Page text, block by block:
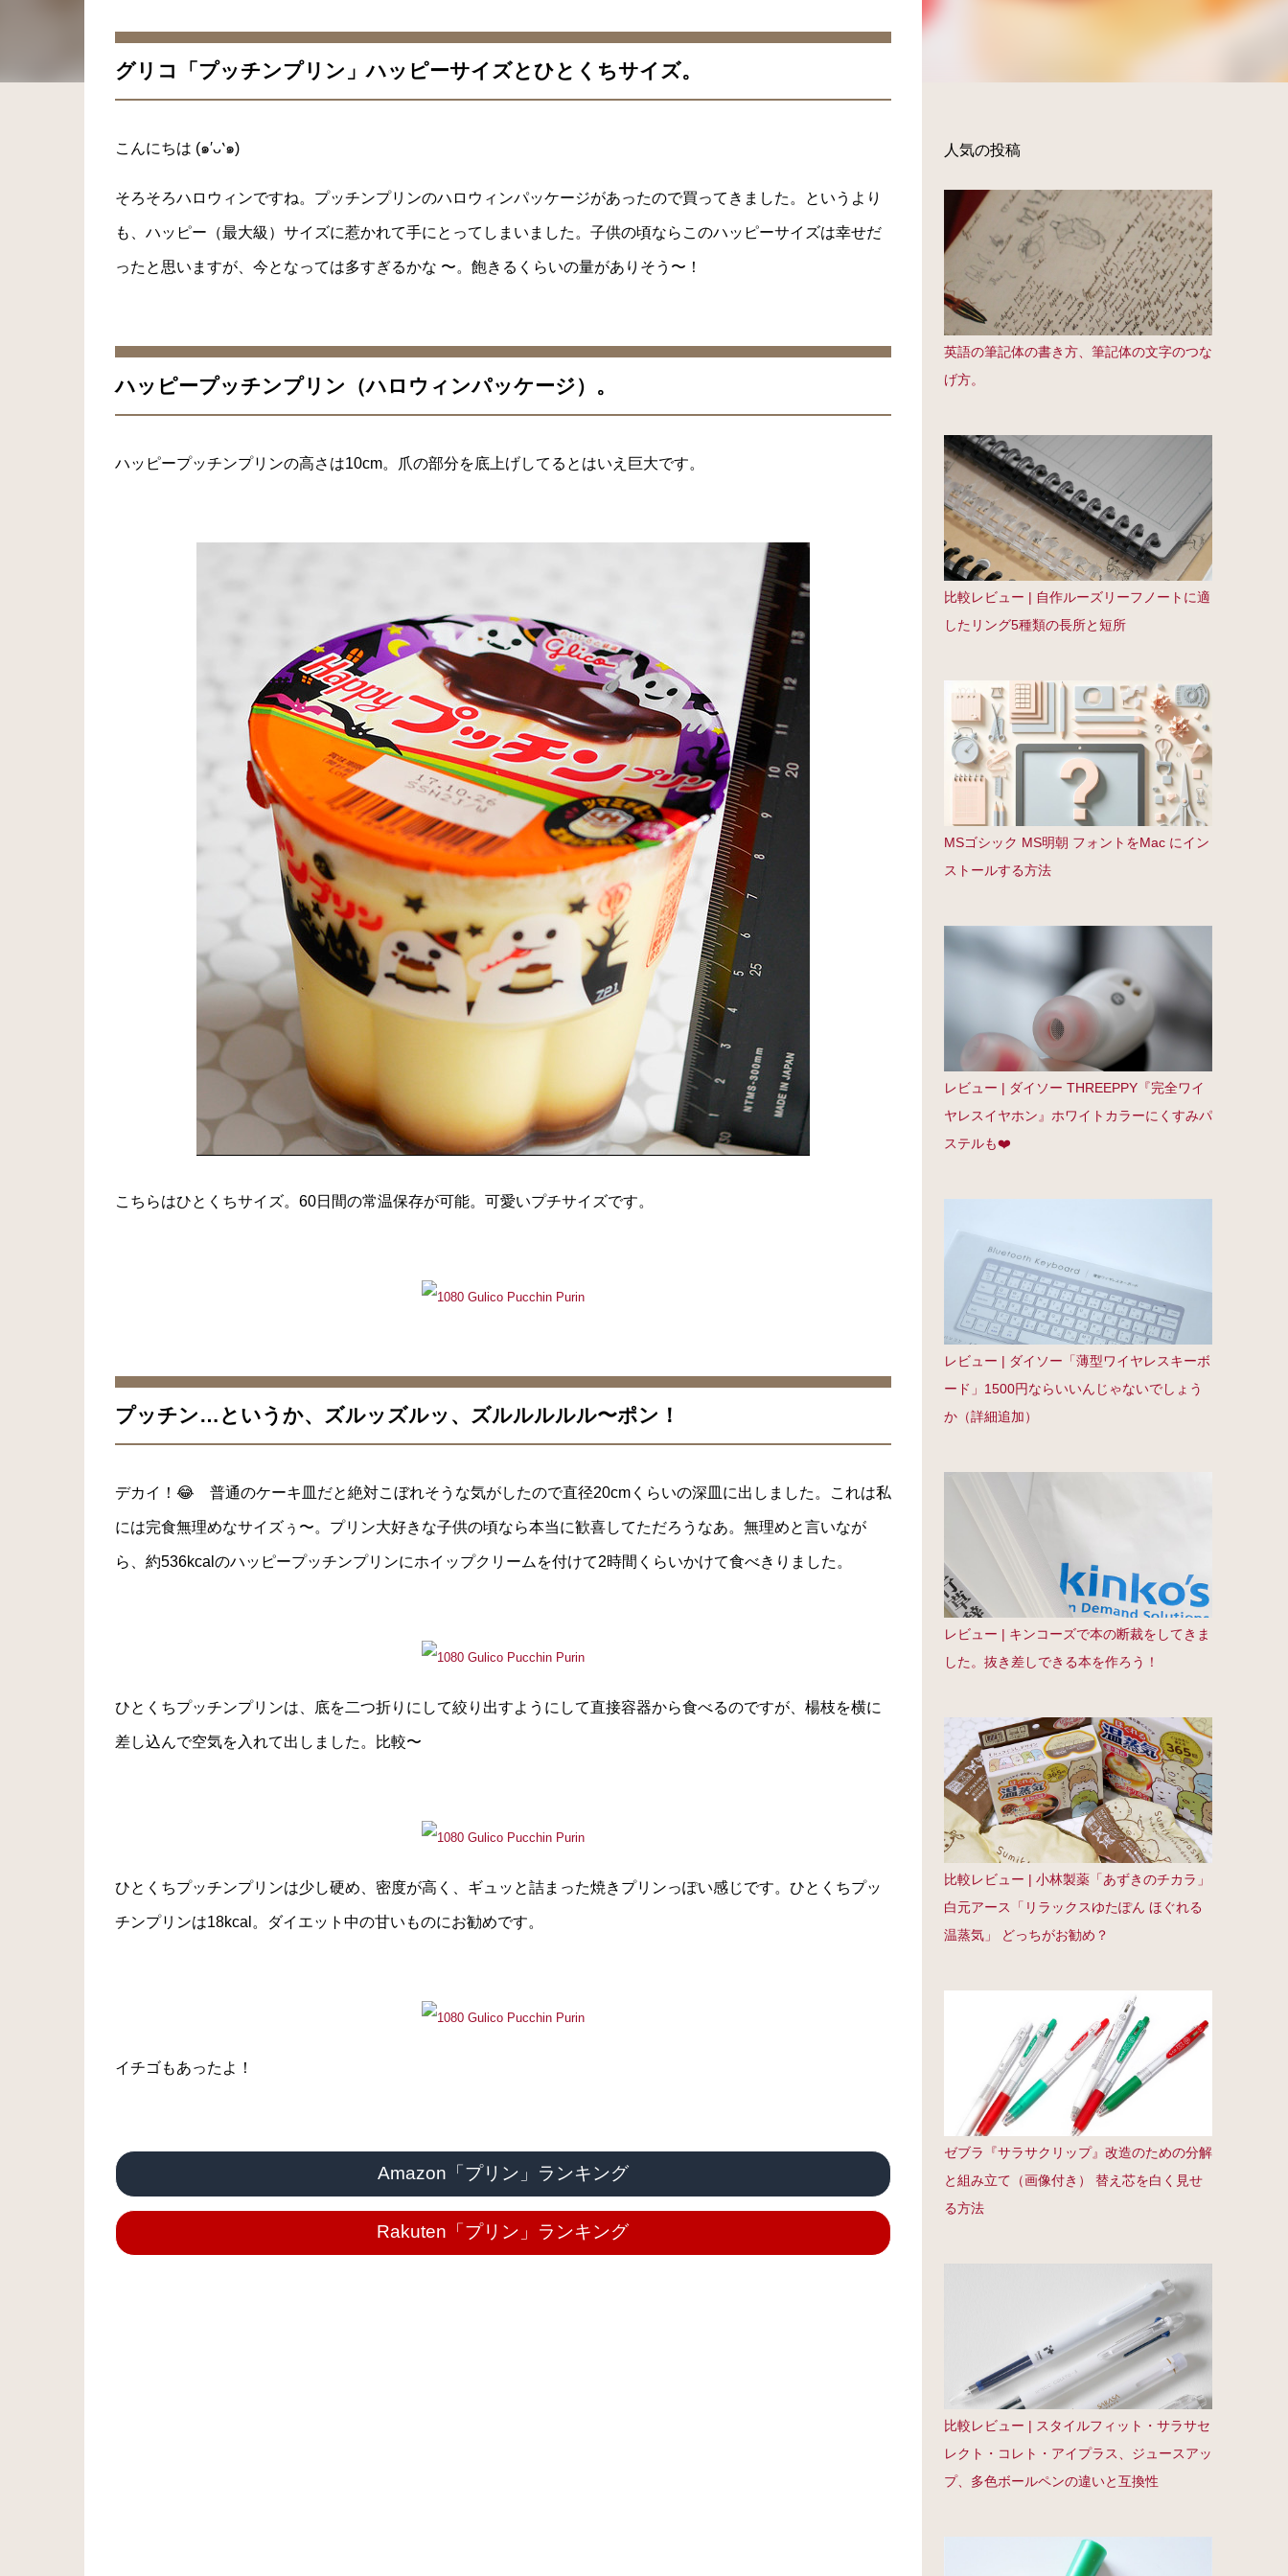
グリコ「プッチンプリン」ハッピーサイズとひとくちサイズ。
こんにちは (๑′ᴗ‵๑)
そろそろハロウィンですね。プッチンプリンのハロウィンパッケージがあったので買ってきました。というより
も、ハッピー（最大級）サイズに惹かれて手にとってしまいました。子供の頃ならこのハッピーサイズは幸せだ
ったと思いますが、今となっては多すぎるかな 〜。飽きるくらいの量がありそう〜！
ハッピープッチンプリン（ハロウィンパッケージ）。
ハッピープッチンプリンの高さは10cm。爪の部分を底上げしてるとはいえ巨大です。
こちらはひとくちサイズ。60日間の常温保存が可能。可愛いプチサイズです。
プッチン…というか、ズルッズルッ、ズルルルルル〜ポン！
デカイ！😂 普通のケーキ皿だと絶対こぼれそうな気がしたので直径20cmくらいの深皿に出しました。これは私
には完食無理めなサイズぅ〜。プリン大好きな子供の頃なら本当に歓喜してただろうなあ。無理めと言いなが
ら、約536kcalのハッピープッチンプリンにホイップクリームを付けて2時間くらいかけて食べきりました。
ひとくちプッチンプリンは、底を二つ折りにして絞り出すようにして直接容器から食べるのですが、楊枝を横に
差し込んで空気を入れて出しました。比較〜
ひとくちプッチンプリンは少し硬め、密度が高く、ギュッと詰まった焼きプリンっぽい感じです。ひとくちプッ
チンプリンは18kcal。ダイエット中の甘いものにお勧めです。
イチゴもあったよ！
Amazon「プリン」ランキング
Rakuten「プリン」ランキング
人気の投稿
英語の筆記体の書き方、筆記体の文字のつな
げ方。
比較レビュー | 自作ルーズリーフノートに適
したリング5種類の長所と短所
MSゴシック MS明朝 フォントをMac にイン
ストールする方法
レビュー | ダイソー THREEPPY『完全ワイ
ヤレスイヤホン』ホワイトカラーにくすみパ
ステルも❤️
レビュー | ダイソー「薄型ワイヤレスキーボ
ード」1500円ならいいんじゃないでしょう
か（詳細追加）
レビュー | キンコーズで本の断裁をしてきま
した。抜き差しできる本を作ろう！
比較レビュー | 小林製薬「あずきのチカラ」
白元アース「リラックスゆたぽん ほぐれる
温蒸気」 どっちがお勧め？
ゼブラ『サラサクリップ』改造のための分解
と組み立て（画像付き） 替え芯を白く見せ
る方法
比較レビュー | スタイルフィット・サラサセ
レクト・コレト・アイプラス、ジュースアッ
プ、多色ボールペンの違いと互換性